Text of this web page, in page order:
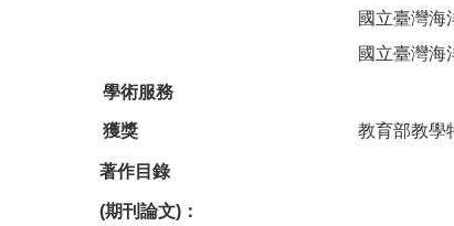
國立臺灣海
國立臺灣海
學術服務
獲獎 教育部教學
著作目錄
(期刊論文) ：